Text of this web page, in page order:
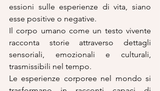
essioni sulle esperienze di vita, siano
esse positive o negative.
Il corpo umano come un testo vivente
racconta storie attraverso dettagli
sensoriali, emozionali e culturali,
trasmissibili nel tempo.
Le esperienze corporee nel mondo si